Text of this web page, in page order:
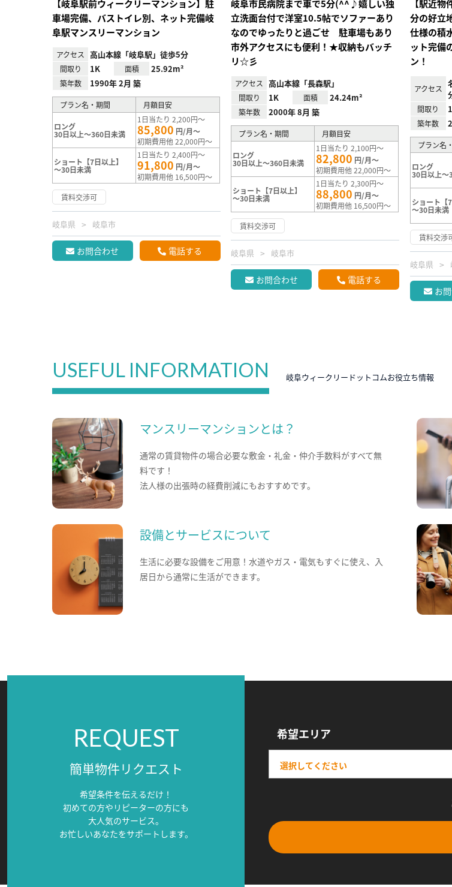
【岐阜駅前ウィークリーマンション】駐
車場完備、バストイレ別、ネット完備岐
阜駅マンスリーマンション
アクセス 高山本線「岐阜駅」徒歩5分
間取り 1K 面積 25.92m²
築年数 1990年 2月 築
プラン名・期間 月額目安
ロング
30日以上～360日未満
1日当たり 2,200円～
85,800 円/月～
初期費用他 22,000円～
ショート【7日以上】
～30日未満
1日当たり 2,400円～
91,800 円/月～
初期費用他 16,500円～
賃料交渉可
岐阜県 岐阜市
お問合わせ 電話する
岐阜市民病院まで車で5分(^^♪嬉しい独
立洗面台付で洋室10.5帖でソファーあり
なのでゆったりと過ごせ 駐車場もあり
市外アクセスにも便利！★収納もバッチ
リ☆彡
アクセス 高山本線「長森駅」
間取り 1K 面積 24.24m²
築年数 2000年 8月 築
プラン名・期間 月額目安
ロング
30日以上～360日未満
1日当たり 2,100円～
82,800 円/月～
初期費用他 22,000円～
ショート【7日以上】
～30日未満
1日当たり 2,300円～
88,800 円/月～
初期費用他 16,500円～
賃料交渉可
岐阜県 岐阜市
お問合わせ 電話する
【駅近
分の好立
仕様の積
ット完備
ン！
アクセス
間取り
築年数
プラン名
ロング
30日以上～
ショート【7
～30日未満
賃料交渉
岐阜県
お
USEFUL INFORMATION 岐阜ウィークリードットコムお役立ち情報
マンスリーマンションとは？
通常の賃貸物件の場合必要な敷金・礼金・仲介手数料がすべて無
料です！
法人様の出張時の経費削減にもおすすめです。
設備とサービスについて
生活に必要な設備をご用意！水道やガス・電気もすぐに使え、入
居日から通常に生活ができます。
REQUEST
簡単物件リクエスト
希望条件を伝えるだけ！
初めての方やリピーターの方にも
大人気のサービス。
お忙しいあなたをサポートします。
希望エリア